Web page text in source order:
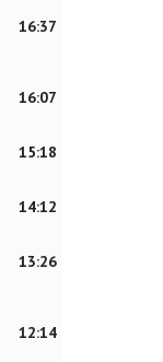
16:37
16:07
15:18
14:12
13:26
12:14